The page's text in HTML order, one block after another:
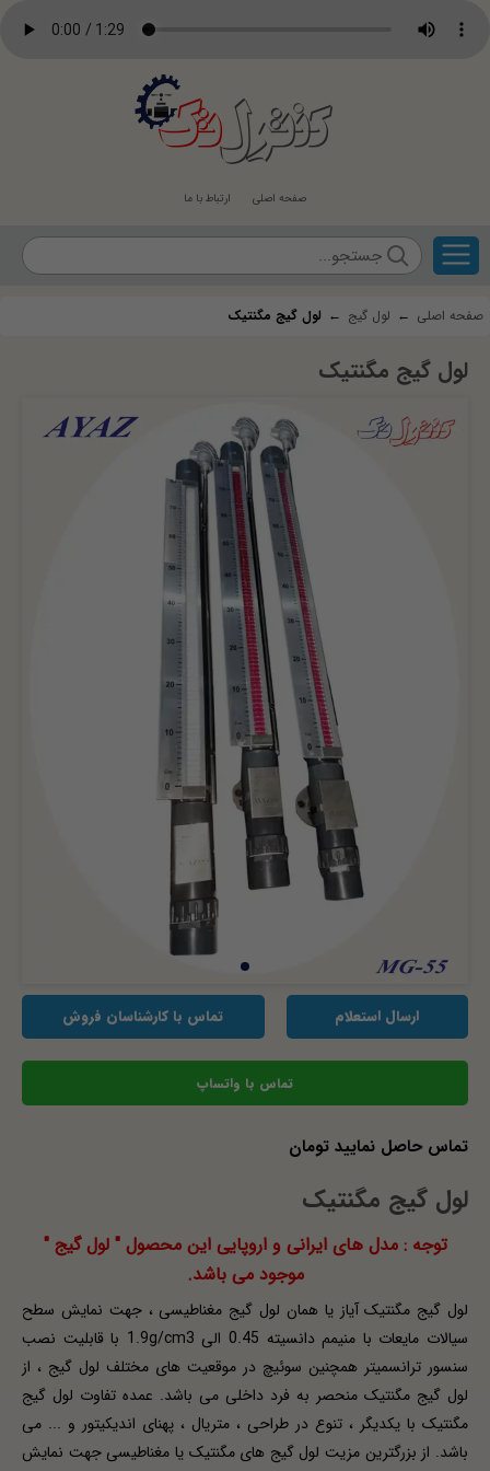
کنترلتک
صفحه اصلی ارتباط با ما
صفحه اصلی ← لول گیج ← لول گیج مگنتیک
لول گیج مگنتیک
ارسال استعلام تماس با کارشناسان فروش
تماس با واتساپ
تماس حاصل نمایید تومان
لول گیج مگنتیک
توجه : مدل های ایرانی و اروپایی این محصول " لول گیج "
موجود می باشد.
لول گیج مگنتیک آیاز یا همان لول گیج مغناطیسی ، جهت نمایش سطح
سیالات مایعات با منیمم دانسیته 0.45 الی 1.9g/cm3 با قابلیت نصب
سنسور ترانسمیتر همچنین سوئیچ در موقعیت های مختلف لول گیج ، از
لول گیج مگنتیک منحصر به فرد داخلی می باشد. عمده تفاوت لول گیج
مگنتیک با یکدیگر ، تنوع در طراحی ، متریال ، پهنای اندیکیتور و ... می
باشد. از بزرگترین مزیت لول گیج های مگنتیک یا مغناطیسی جهت نمایش